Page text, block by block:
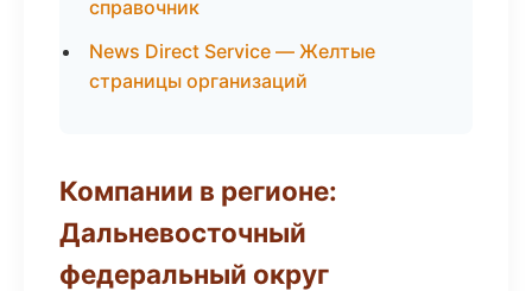
справочник
News Direct Service — Желтые
страницы организаций
Компании в регионе:
Дальневосточный
федеральный округ